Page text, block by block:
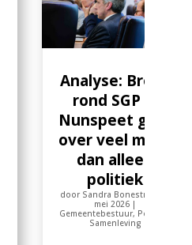
Analyse: Breuk
rond SGP in
Nunspeet gaat
over veel meer
dan alleen
politiek
door Sandra Bonestroo
mei 2026 |
Gemeentebestuur, Politiek
Samenleving